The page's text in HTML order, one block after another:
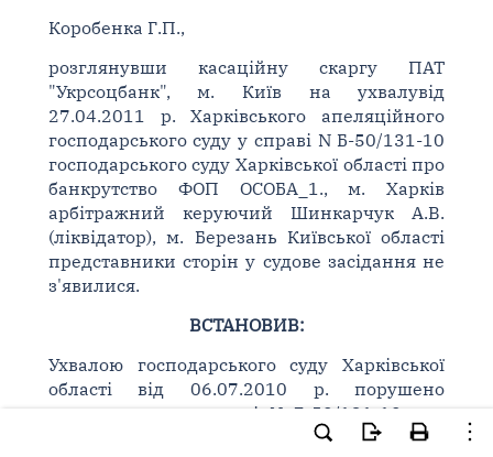
Коробенка Г.П.,
розглянувши касаційну скаргу ПАТ
"Укрсоцбанк", м. Київ на ухвалувід
27.04.2011 р. Харківського апеляційного
господарського суду у справі N Б-50/131-10
господарського суду Харківської області про
банкрутство ФОП ОСОБА_1., м. Харків
арбітражний керуючий Шинкарчук А.В.
(ліквідатор), м. Березань Київської області
представники сторін у судове засідання не
з'явилися.
ВСТАНОВИВ:
Ухвалою господарського суду Харківської
області від 06.07.2010 р. порушено
провадження у справі N Б-50/131-10 про
банкрутство ФОПОСОБА_1. в порядку
статей